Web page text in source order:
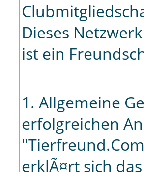
Dieses
ist ein
1. Allgemeine
erfolgreichen
erklÃ¤rt sich